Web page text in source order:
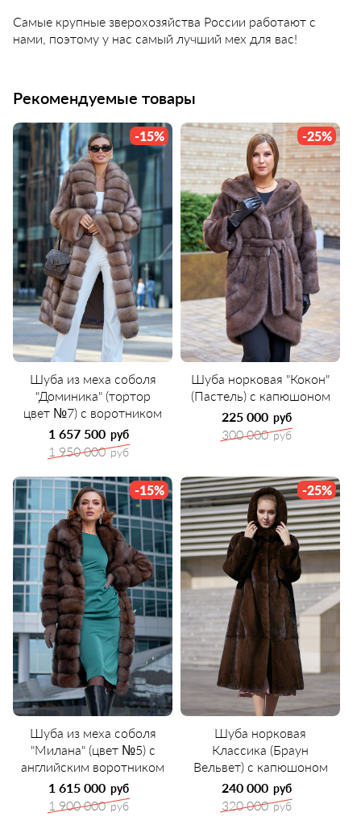
Самые крупные зверохозяйства России работают с
нами, поэтому у нас самый лучший мех для вас!
Рекомендуемые товары
Шуба из меха соболя
"Доминика" (тортор
цвет №7) с воротником
1 657 500 руб
1 950 000 руб
-15%
Шуба норковая "Кокон"
(Пастель) с капюшоном
225 000 руб
300 000 руб
-25%
Шуба из меха соболя
"Милана" (цвет №5) с
английским воротником
1 615 000 руб
1 900 000 руб
-15%
Шуба норковая
Классика (Браун
Вельвет) с капюшоном
240 000 руб
320 000 руб
-25%